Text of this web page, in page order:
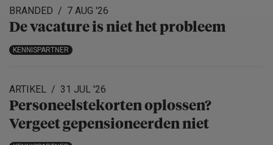
BRANDED 7 AUG '26
De vacature is niet het probleem
KENNISPARTNER
ARTIKEL 31 JUL '26
Personeels­te­korten oplossen?
Vergeet gepensio­neerden niet